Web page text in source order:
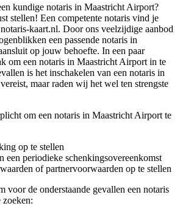
kundige notaris in Maastricht Airport?
stellen! Een competente notaris vind je
kaart.nl. Door ons veelzijdige aanbod
een passende notaris in
op jouw behoefte. In een paar
om een notaris in Maastricht Airport in te
is het inschakelen van een notaris in
maar raden wij het wel ten strengste
om een notaris in Maastricht Airport te
op te stellen
een periodieke schenkingsovereenkomst
of partnervoorwaarden op te stellen
voor de onderstaande gevallen een notaris